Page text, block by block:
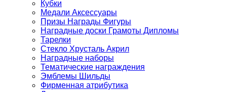
Кубки
Медали Аксессуары
Призы Награды Фигуры
Наградные доски Грамоты Дипломы
Тарелки
Стекло Хрусталь Акрил
Наградные наборы
Тематические награждения
Эмблемы Шильды
Фирменная атрибутика